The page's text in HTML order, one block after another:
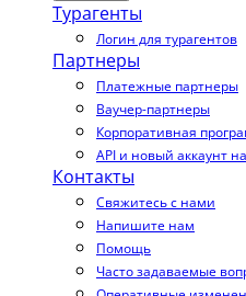
Турагенты
Логин для турагентов
Партнеры
Платежные партнеры
Ваучер-партнеры
Корпоративная
API и новый аккаунт
Контакты
Свяжитесь с нами
Напишите нам
Помощь
Часто задаваемые